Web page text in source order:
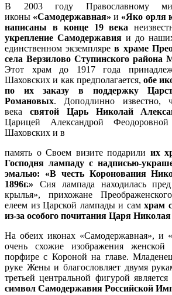
В 2003 году Православному
иконы «Самодержавная»и «Яко орля
написаны в конце 19 века
укрепление Самодержавия и до
единственном экземплярев храме
села Верзилово Ступинского района
Этот храм до 1917 года
Шаховских и как предполагается,обе
по их заказу в поддержку
Романовых. Доподлинно известно,
века святой Царь Николай
Царицей Александрой
Шаховских и в
память о Своем визите подарили их
Господня лампаду с надписью-
эмалью: «В честь Коронования
1896г.» Сия лампада находилась
крылья», прихожане
елеем из Царской лампады и сам храм
из-за особого почитания Царя
На обеих иконах «Самодержавная», и
очень схожие изображения
порфире с Короной на главе.
руке Жены и благословляет двумя
третьей центральной фигурой является
символ Самодержавия Российской